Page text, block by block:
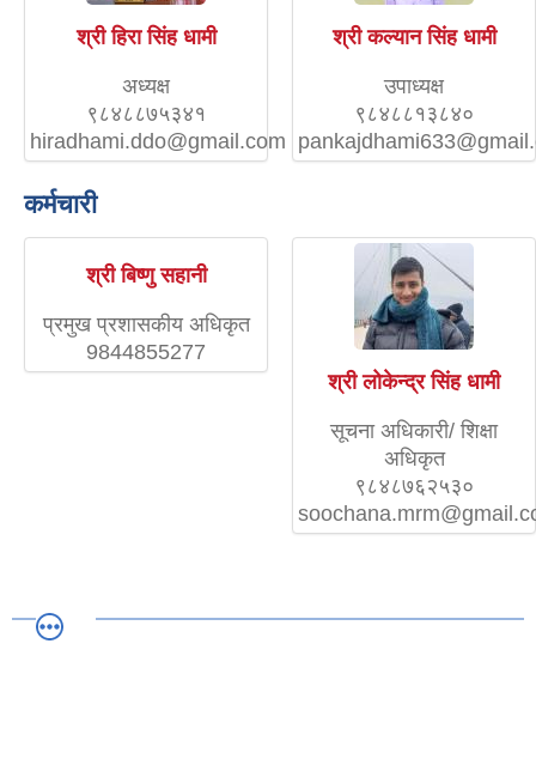
श्री हिरा सिंह धामी
अध्यक्ष
९८४८८७५३४१
hiradhami.ddo@gmail.com
श्री कल्यान सिंह धामी
उपाध्यक्ष
९८४८८१३८४०
कर्मचारी
श्री बिष्णु सहानी
प्रमुख प्रशासकीय अधिकृत
9844855277
श्री लोकेन्द्र सिंह धामी
सूचना अधिकारी/ शिक्षा
अधिकृत
९८४८७६२५३०